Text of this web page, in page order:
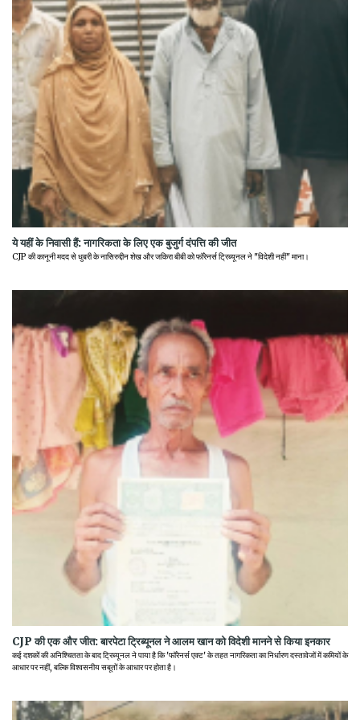
ये यहीं के निवासी हैं: नागरिकता के लिए एक बुजुर्ग दंपत्ति की जीत
CJP की कानूनी मदद से धुबरी के नासिरुद्दीन शेख और जकिरा बीबी को फॉरेनर्स ट्रिब्यूनल ने "विदेशी नहीं" माना।
CJP की एक और जीत: बारपेटा ट्रिब्यूनल ने आलम खान को विदेशी मानने से किया इनकार
कई दशकों की अनिश्चितता के बाद ट्रिब्यूनल ने पाया है कि 'फॉरेनर्स एक्ट' के तहत नागरिकता का निर्धारण दस्तावेजों में कमियों के
आधार पर नहीं, बल्कि विश्वसनीय सबूतों के आधार पर होता है।